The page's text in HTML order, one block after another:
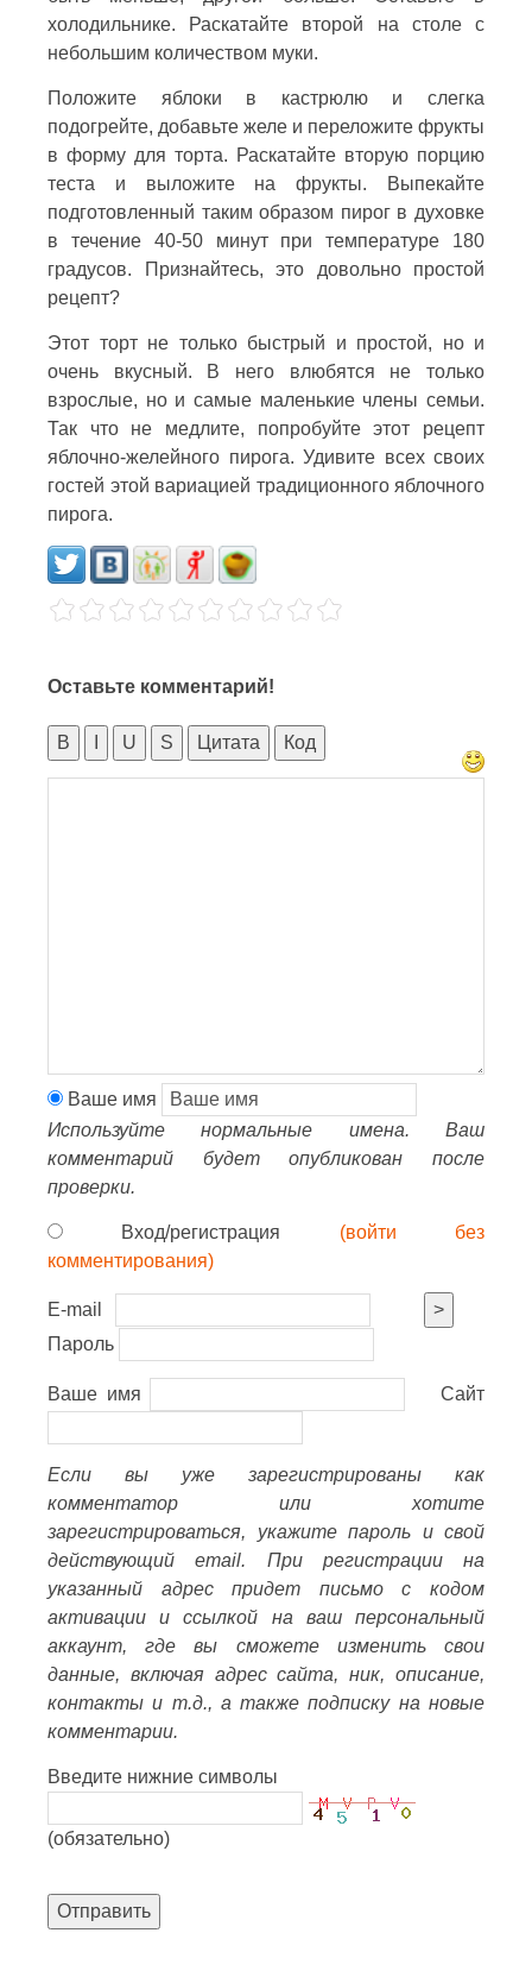
холодильнике. Раскатайте второй на столе с
небольшим количеством муки.
Положите яблоки в кастрюлю и слегка
подогрейте, добавьте желе и переложите фрукты
в форму для торта. Раскатайте вторую порцию
теста и выложите на фрукты. Выпекайте
подготовленный таким образом пирог в духовке
в течение 40-50 минут при температуре 180
градусов. Признайтесь, это довольно простой
рецепт?
Этот торт не только быстрый и простой, но и
очень вкусный. В него влюбятся не только
взрослые, но и самые маленькие члены семьи.
Так что не медлите, попробуйте этот рецепт
яблочно-желейного пирога. Удивите всех своих
гостей этой вариацией традиционного яблочного
пирога.
Оставьте комментарий!
B U S Цитата Код
Ваше имя
Используйте нормальные имена. Ваш
комментарий будет опубликован после
проверки.
Вход/регистрация (войти без
комментирования)
E-mail
>
Пароль
Ваше имя Сайт
Если вы уже зарегистрированы как
комментатор или хотите
зарегистрироваться, укажите пароль и свой
действующий email. При регистрации на
указанный адрес придет письмо с кодом
активации и ссылкой на ваш персональный
аккаунт, где вы сможете изменить свои
данные, включая адрес сайта, ник, описание,
контакты и т.д., а также подписку на новые
комментарии.
Введите нижние символы
(обязательно)
Отправить